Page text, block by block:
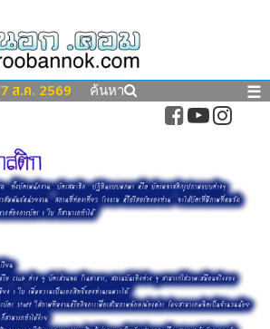
7 ส.ค. 2569 ค้นหา ☰